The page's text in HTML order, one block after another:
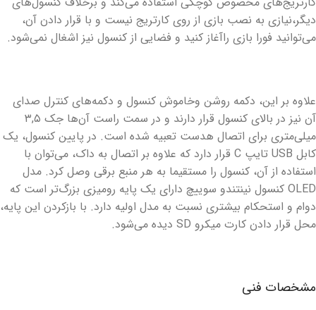
دیگر،نیازی به نصب بازی از روی کارتریج نیست و با قرار دادن آن،
می‌توانید فورا بازی راآغاز کنید و فضایی از کنسول نیز اشغال نمی‌شود.
علاوه بر این، دکمه روشن وخاموش کنسول و دکمه‌های کنترل صدای
آن نیز در بالای کنسول قرار دارند و در سمت راست آن‌ها جک ۳,۵
میلی‌متری برای اتصال هدست تعبیه شده است. در پایین کنسول، یک
کابل USB تایپ C قرار دارد که علاوه بر اتصال به داک، می‌توان با
استفاده از آن، کنسول را مستقیما به هر منبع برقی وصل کرد. مدل
OLED کنسول نینتندو سوییچ دارای یک پایه رومیزی بزرگ‌تر است که
دوام و استحکام بیشتری نسبت به مدل اولیه دارد. با بازکردن این پایه،
محل قرار دادن کارت میکرو SD دیده می‌شود.
مشخصات فنی